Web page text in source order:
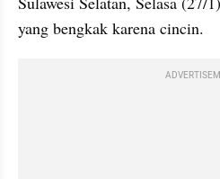
yang bengkak karena cincin.